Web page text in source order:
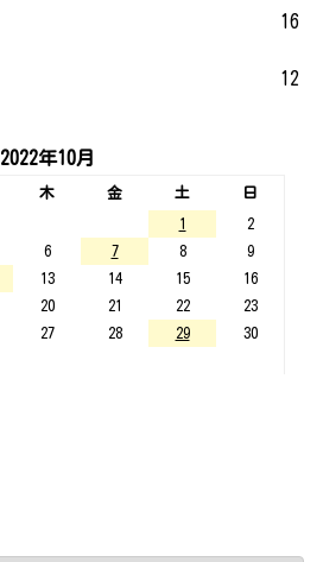
16
12
2022年10月
木 金 土
日
1
2
6 7 8
9
13 14 15
16
20 21 22
23
27 28 29
30